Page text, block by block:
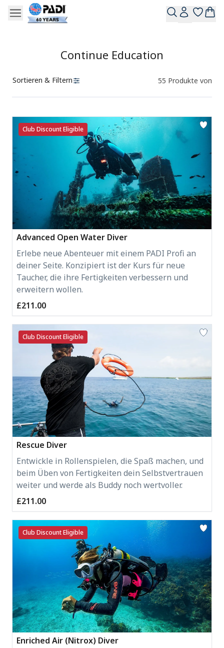
Continue Education
Sortieren & Filtern 55 Produkte von
Produkte
Club Discount Eligible
Advanced Open Water Diver
Erlebe neue Abenteuer mit einem PADI Profi an
deiner Seite. Konzipiert ist der Kurs für neue
Taucher, die ihre Fertigkeiten verbessern und
erweitern wollen.
£211.00
Club Discount Eligible
Rescue Diver
Entwickle in Rollenspielen, die Spaß machen, und
beim Üben von Fertigkeiten dein Selbstvertrauen
weiter und werde als Buddy noch wertvoller.
£211.00
Club Discount Eligible
Enriched Air (Nitrox) Diver